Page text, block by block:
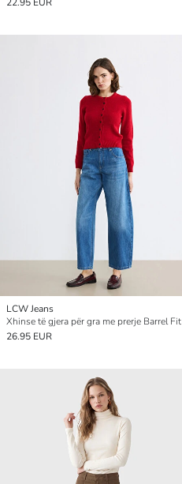
22.95 EUR
LCW Jeans
Xhinse të gjera për gra me prerje Barrel Fit
26.95 EUR